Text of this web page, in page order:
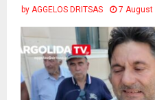
by AGGELOS DRITSAS 7 August